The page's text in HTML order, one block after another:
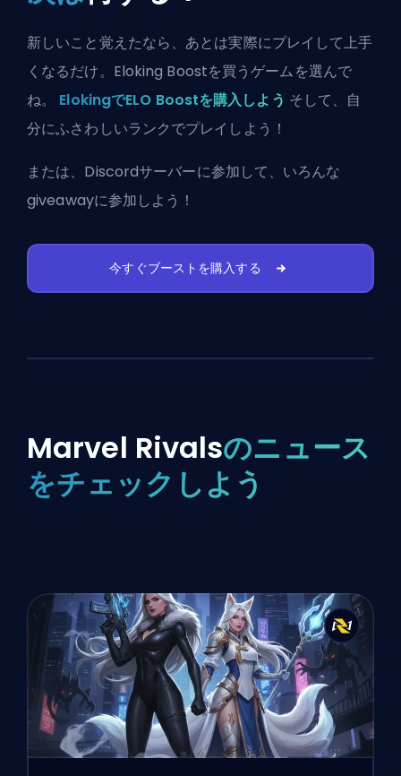
新しいこと覚えたなら、あとは実際にプレイして上手
くなるだけ。Eloking Boostを買うゲームを選んで
ね。 ElokingでELO Boostを購入しよう そして、自
分にふさわしいランクでプレイしよう！
または、 Discordサーバーに参加して、いろんな
giveawayに参加しよう！
今すぐブーストを購入する
Marvel Rivalsのニュース
をチェックしよう